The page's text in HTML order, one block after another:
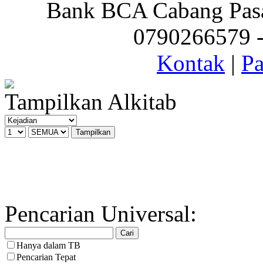
Bank BCA Cabang
0790266579
Kontak |
Tampilkan Alkitab
Pencarian Universal:
Hanya dalam TB
Pencarian Tepat